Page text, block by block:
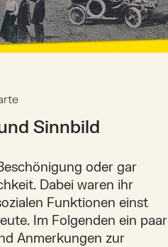
Sinnbild
oder gar
Dabei waren ihr
Funktionen einst
Im Folgenden ein paar
Anmerkungen zur